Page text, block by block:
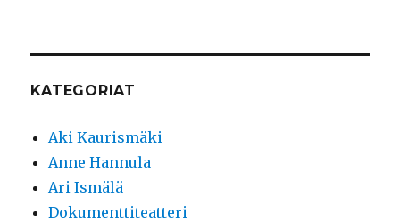
KATEGORIAT
Aki Kaurismäki
Anne Hannula
Ari Ismälä
Dokumenttiteatteri